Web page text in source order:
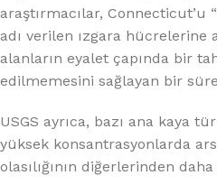
araştırmacılar, Connecticut’u
adı verilen ızgara hücrelerine
alanların eyalet çapında bir
edilmemesini sağlayan bir
USGS ayrıca, bazı ana kaya
yüksek konsantrasyonlarda
olasılığının diğerlerinden